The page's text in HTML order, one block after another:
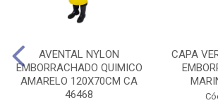
AVENTAL NYLON
EMBORRACHADO QUIMICO
AMARELO 120X70CM CA
46468
CAPA